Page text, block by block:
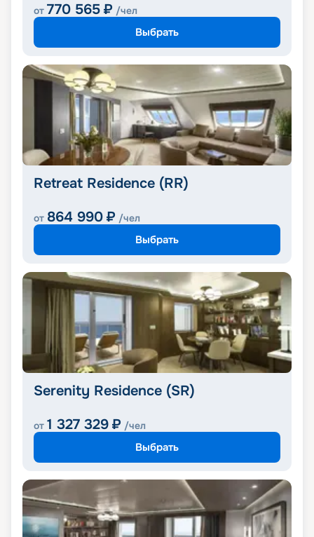
от 770 565 ₽ /чел
Выбрать
Retreat Residence (RR)
от 864 990 ₽ /чел
Выбрать
Serenity Residence (SR)
от 1 327 329 ₽ /чел
Выбрать